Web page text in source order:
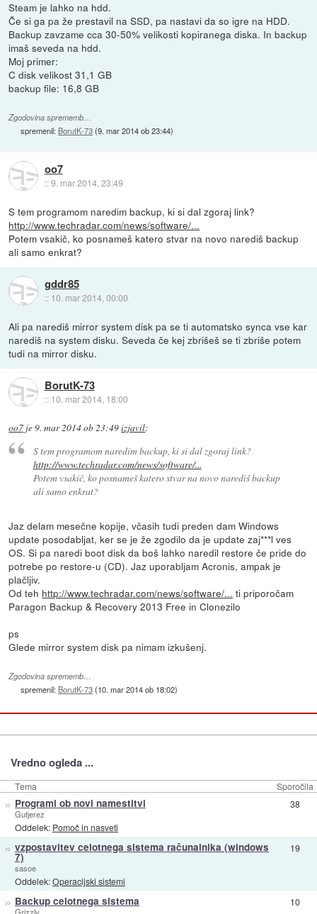
Steam je lahko na hdd.
Če si ga pa že prestavil na SSD, pa nastavi da so igre na HDD.
Backup zavzame cca 30-50% velikosti kopiranega diska. In backup
imaš seveda na hdd.
Moj primer:
C disk velikost 31,1 GB
backup file: 16,8 GB
Zgodovina sprememb…
spremenil: BorutK-73(9. mar 2014 ob 23:44)
oo7
::9. mar 2014, 23:49
S tem programom naredim backup, ki si dal zgoraj link?
http://www.techradar.com/news/software/...
Potem vsakič, ko posnameš katero stvar na novo narediš backup
ali samo enkrat?
gddr85
:: 10. mar 2014, 00:00
Ali pa narediš mirror system disk pa se ti automatsko synca vse kar
narediš na system disku. Seveda če kej zbrišeš se ti zbriše potem
tudi na mirror disku.
BorutK-73
:: 10. mar 2014, 18:00
oo7 je9. mar 2014 ob 23:49izjavil:
S tem programom naredim backup, ki si dal zgoraj link?
http://www.techradar.com/news/software/...
Potem vsakič, ko posnameš katero stvar na novo narediš backup
ali samo enkrat?
Jaz delam mesečne kopije, včasih tudi preden dam Windows
update posodabljat, ker se je že zgodilo da je update zaj***l ves
OS. Si pa naredi boot disk da boš lahko naredil restore če pride do
potrebe po restore-u (CD). Jaz uporabljam Acronis, ampak je
plačljiv.
Od teh http://www.techradar.com/news/software/... ti priporočam
Paragon Backup & Recovery 2013 Free in Clonezilo
ps
Glede mirror system disk pa nimam izkušenj.
Zgodovina sprememb…
spremenil: BorutK-73(10. mar 2014 ob 18:02)
Vredno ogleda ...
Tema Sporočila
» Programi ob novi namestitvi
Gutjerez
Oddelek: Pomoč in nasveti
38
» vzpostavitev celotnega sistema računalnika (windows
7)
sasoe
Oddelek:Operacijski sistemi
19
» Backup celotnega sistema
Grizzly
10